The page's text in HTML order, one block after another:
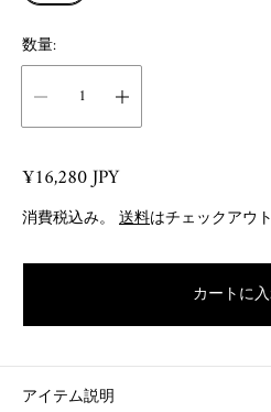
数量:
R
e
g
u
r
p
r
¥16,280 JPY
消費税込み。 送料はチェックアウ
カートに
アイテム説明